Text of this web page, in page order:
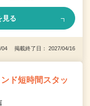
見る
04 掲載終了日： 2027/04/16
ド短時間スタッ